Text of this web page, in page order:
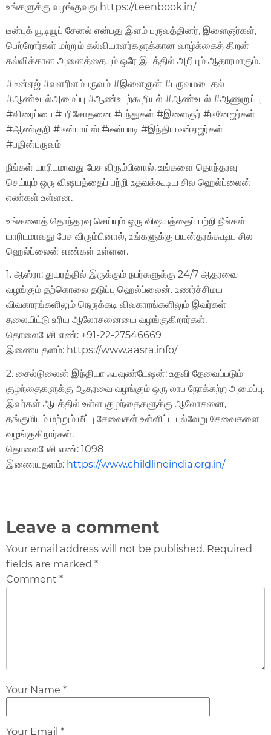
உங்களுக்கு வழங்குவது https://teenbook.in/
டீன்புக் யூடியூப் சேனல் என்பது இளம் பருவத்தினர், இளைஞர்கள்,
பெற்றோர்கள் மற்றும் கல்வியாளர்களுக்கான வாழ்க்கைத் திறன்
கல்விக்கான அனைத்தையும் ஒரே இடத்தில் அறியும் ஆதாரமாகும்.
#டீன்ஏஜ் #வளரிளம்பருவம் #இளைஞன் #பருவமடைதல்
#ஆண்உடல்அமைப்பு #ஆண்உடற்கூறியல் #ஆண்உடல் #ஆணுறுப்பு
#விரைப்பை #பரிசோதனை #பந்துகள் #இளைஞர் #டீனேஜர்கள்
#ஆண்குறி #டீன்பாய்ஸ் #டீன்பாடி #இந்தியடீன்ஏஜர்கள்
#பதின்பருவம்
நீங்கள் யாரிடமாவது பேச விரும்பினால், உங்களை தொந்தரவு
செய்யும் ஒரு விஷயத்தைப் பற்றி உதவக்கூடிய சில ஹெல்ப்லைன்
எண்கள் உள்ளன.
உங்களைத் தொந்தரவு செய்யும் ஒரு விஷயத்தைப் பற்றி நீங்கள்
யாரிடமாவது பேச விரும்பினால், உங்களுக்கு பயன்தரக்கூடிய சில
ஹெல்ப்லைன் எண்கள் உள்ளன.
1. ஆஸ்ரா: துயரத்தில் இருக்கும் நபர்களுக்கு 24/7 ஆதரவை
வழங்கும் தற்கொலை தடுப்பு ஹெல்ப்லைன். உணர்ச்சிமய
விவகாரங்களிலும் நெருக்கடி விவகாரங்களிலும் இவர்கள்
தலையிட்டு உரிய ஆலோசனையை வழங்குகிறார்கள்.
தொலைபேசி எண்: +91-22-27546669
இணையதளம்: https://www.aasra.info/
2. சைல்டுலைன் இந்தியா ஃபவுண்டேஷன்: உதவி தேவைப்படும்
குழந்தைகளுக்கு ஆதரவை வழங்கும் ஒரு லாப நோக்கற்ற அமைப்பு.
இவர்கள் ஆபத்தில் உள்ள குழந்தைகளுக்கு ஆலோசனை,
தங்குமிடம் மற்றும் மீட்பு சேவைகள் உள்ளிட்ட பல்வேறு சேவைகளை
வழங்குகிறார்கள்.
தொலைபேசி எண்: 1098
இணையதளம்: https://www.childlineindia.org.in/
Leave a comment
Your email address will not be published. Required
fields are marked *
Comment *
Your Name *
Your Email *